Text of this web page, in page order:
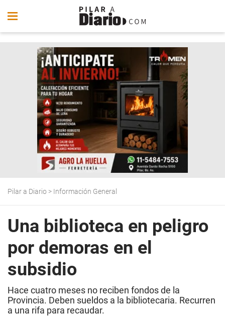
Pilar a Diario > Información General
Una biblioteca en peligro
por demoras en el
subsidio
Hace cuatro meses no reciben fondos de la
Provincia. Deben sueldos a la bibliotecaria. Recurren
a una rifa para recaudar.